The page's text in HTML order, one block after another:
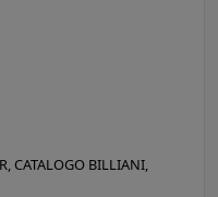
CATALOGO BILLIANI,